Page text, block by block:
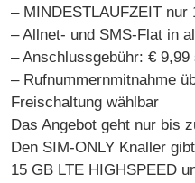
– MINDESTLAUFZEIT nur
– Allnet- und SMS-Flat in
– Anschlussgebühr: €
– Rufnummernmitnahme
Freischaltung wählbar
Das Angebot geht nur bis
Den SIM-ONLY Knaller
15 GB LTE HIGHSPEED